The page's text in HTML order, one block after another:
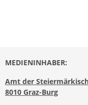
MEDIENINHABER:
Amt der
8010 Graz-Burg